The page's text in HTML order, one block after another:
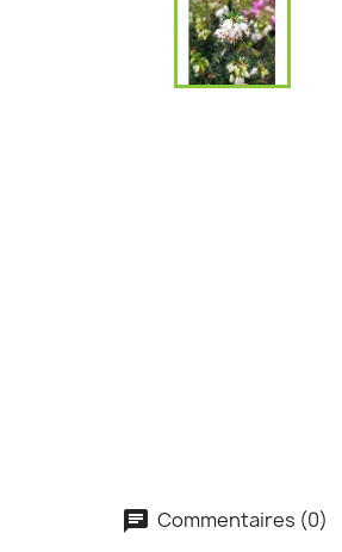
Commentaires (0)